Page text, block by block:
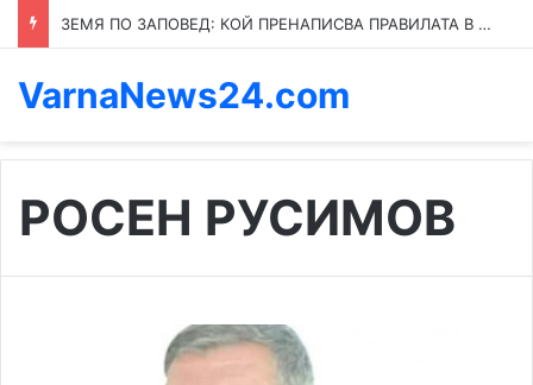
ЗЕМЯ ПО ЗАПОВЕД: КОЙ ПРЕНАПИСВА ПРАВИЛАТА В КАСПИЧАН
VarnaNews24.com
РОСЕН РУСИМОВ